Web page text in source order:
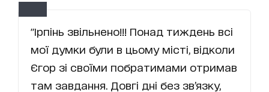
"Ірпінь звільнено!!! Понад тиждень всі
мої думки були в цьому місті, відколи
Єгор зі своїми побратимами отримав
там завдання. Довгі дні без зв’язку,